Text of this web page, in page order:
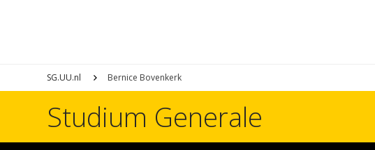
SG.UU.nl Bernice Bovenkerk
Studium Generale